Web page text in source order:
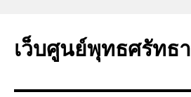
ยัง
เว็บศูนย์พุทธศรัทธา